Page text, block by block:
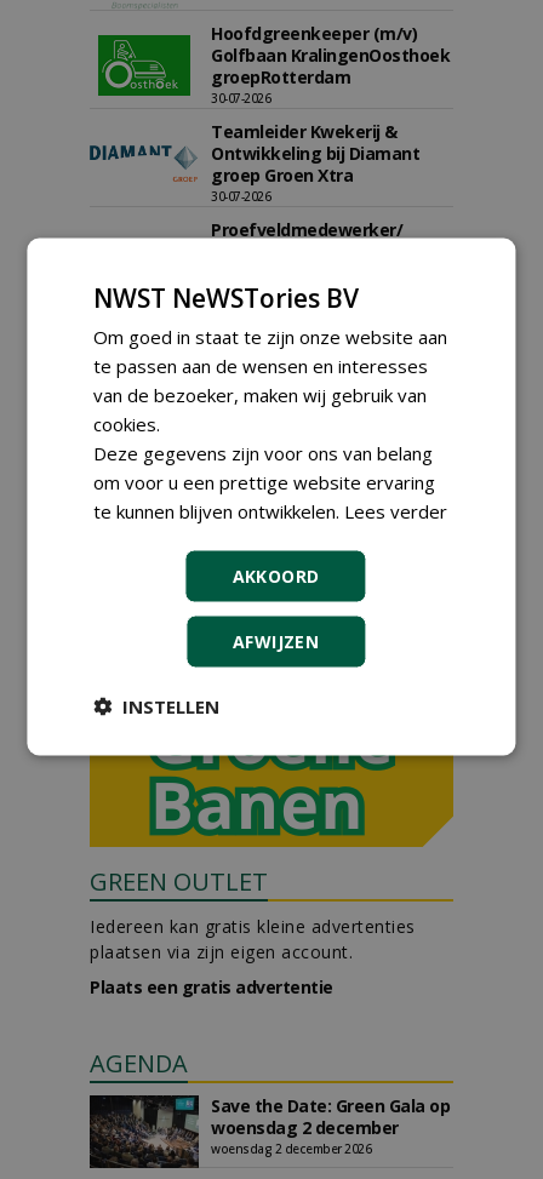
Hoofdgreenkeeper (m/v)
Golfbaan KralingenOosthoek
groepRotterdam
30-07-2026
Teamleider Kwekerij &
Ontwikkeling bij Diamant
groep Groen Xtra
30-07-2026
Proefveldmedewerker/
zaden Nederland B.V.
Kasmedewerker (fulltime) bij
DSV zaden Nederland B.V.
27-07-2026, Ven-Zelderheide
magazijnmedewerker
(fulltime) bij DSV zaden
Nederland B.V.
27-07-2026, Ven Zelderheide
Adviseur openbaar groen,
sportvelden & golfbanen bij
Vos Capelle
27-07-2026, Sprang-Capelle
meer Groene Banen
GREEN OUTLET
Iedereen kan gratis kleine advertenties
plaatsen via zijn eigen account.
Plaats een gratis advertentie
AGENDA
Save the Date: Green Gala op
woensdag 2 december
woensdag 2 december 2026
NWST NeWSTories BV
Om goed in staat te zijn onze website aan
te passen aan de wensen en interesses
van de bezoeker, maken wij gebruik van
cookies.
Deze gegevens zijn voor ons van belang
om voor u een prettige website ervaring
te kunnen blijven ontwikkelen. Lees verder
AKKOORD
AFWIJZEN
INSTELLEN